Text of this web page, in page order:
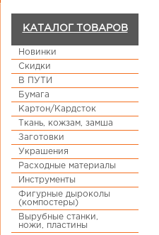
КАТАЛОГ ТОВАРОВ
Новинки
Скидки
В ПУТИ
Бумага
Картон/Кардсток
Ткань, кожзам, замша
Заготовки
Украшения
Расходные материалы
Инструменты
Фигурные дыроколы
(компостеры)
Вырубные станки,
ножи, пластины